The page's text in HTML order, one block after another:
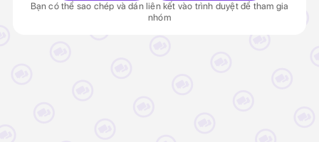
Bạn có thể sao chép và dán liên kết vào trình duyệt để tham gia
nhóm